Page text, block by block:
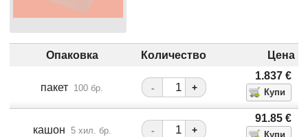
Опаковка Количество Цена
пакет 100 бр. - +
1.837 €
кашон 5 хил. бр. - +
91.85 €